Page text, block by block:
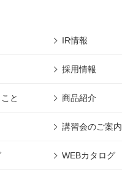
IR情報
採用情報
と 商品紹介
講習会のご案内
WEBカタログ